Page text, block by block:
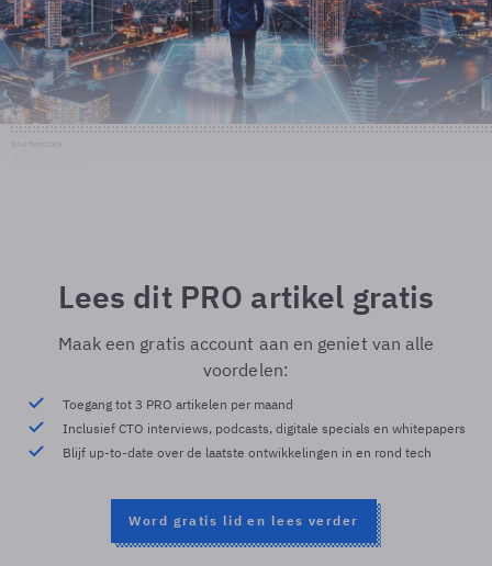
Lees dit PRO artikel gratis
Maak een gratis account aan en geniet van alle
voordelen:
Toegang tot 3 PRO artikelen per maand
Inclusief CTO interviews, podcasts, digitale specials en whitepapers
Blijf up-to-date over de laatste ontwikkelingen in en rond tech
Word gratis lid en lees verder